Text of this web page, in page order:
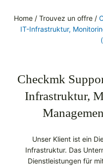
Home/ Trouvez un offre/
IT-Infrastruktur,
Checkmk
Infrastruktur,
Unser Klient ist ein
Infrastruktur. Das
Dienstleistungen für